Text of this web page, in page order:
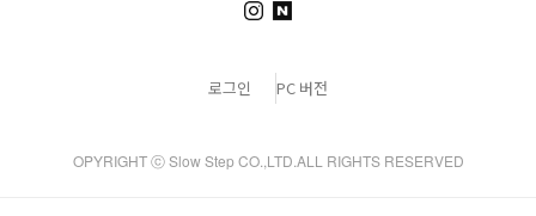
로그인 PC 버전
OPYRIGHT ⓒ Slow Step CO.,LTD.ALL RIGHTS RESERVED